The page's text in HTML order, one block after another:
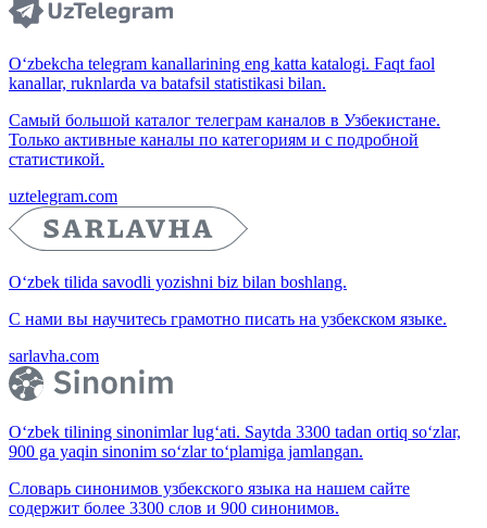
O‘zbekcha telegram kanallarining eng katta katalogi. Faqt faol
kanallar, ruknlarda va batafsil statistikasi bilan.
Самый большой каталог телеграм каналов в Узбекистане.
Только активные каналы по категориям и с подробной
статистикой.
uztelegram.com
O‘zbek tilida savodli yozishni biz bilan boshlang.
С нами вы научитесь грамотно писать на узбекском языке.
sarlavha.com
O‘zbek tilining sinonimlar lug‘ati. Saytda 3300 tadan ortiq so‘zlar,
900 ga yaqin sinonim so‘zlar to‘plamiga jamlangan.
Словарь синонимов узбекского языка на нашем сайте
содержит более 3300 слов и 900 синонимов.